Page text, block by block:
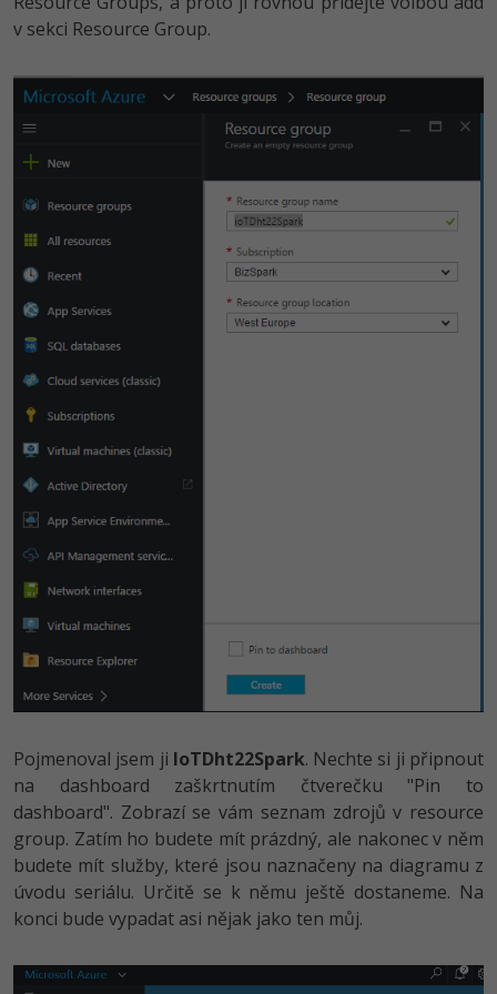
v sekci Resource Group.
Pojmenoval jsem ji IoTDht22Spark. Nechte si ji připnout
na dashboard zaškrtnutím čtverečku "Pin to
dashboard". Zobrazí se vám seznam zdrojů v resource
group. Zatím ho budete mít prázdný, ale nakonec v něm
budete mít služby, které jsou naznačeny na diagramu z
úvodu seriálu. Určitě se k němu ještě dostaneme. Na
konci bude vypadat asi nějak jako ten můj.